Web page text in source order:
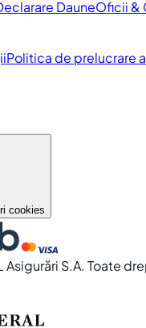
DauneOficii &
Politica de prelucrare
cookies
Asigurări S.A. Toate